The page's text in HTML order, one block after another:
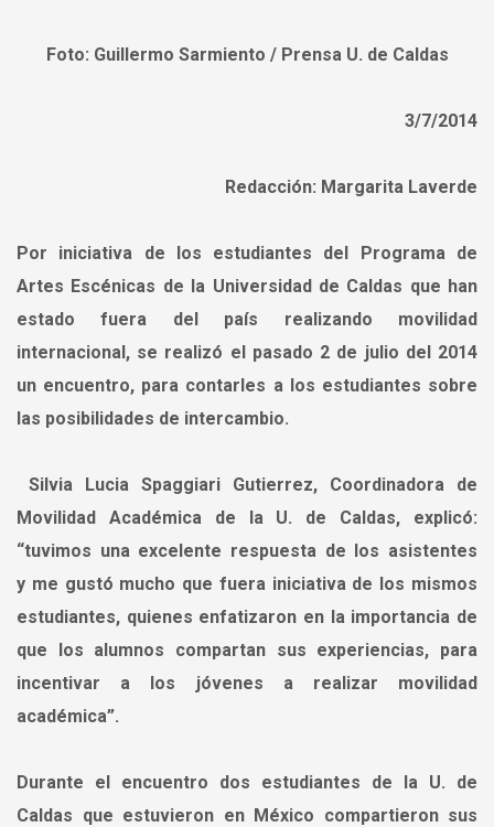
Foto: Guillermo Sarmiento / Prensa U. de Caldas
3/7/2014
Redacción: Margarita Laverde
Por iniciativa de los estudiantes del Programa de
Artes Escénicas de la Universidad de Caldas que han
estado fuera del país realizando movilidad
internacional, se realizó el pasado 2 de julio del 2014
un encuentro, para contarles a los estudiantes sobre
las posibilidades de intercambio.
Silvia Lucia Spaggiari Gutierrez, Coordinadora de
Movilidad Académica de la U. de Caldas, explicó:
“tuvimos una excelente respuesta de los asistentes
y me gustó mucho que fuera iniciativa de los mismos
estudiantes, quienes enfatizaron en la importancia de
que los alumnos compartan sus experiencias, para
incentivar a los jóvenes a realizar movilidad
académica”.
Durante el encuentro dos estudiantes de la U. de
Caldas que estuvieron en México compartieron sus